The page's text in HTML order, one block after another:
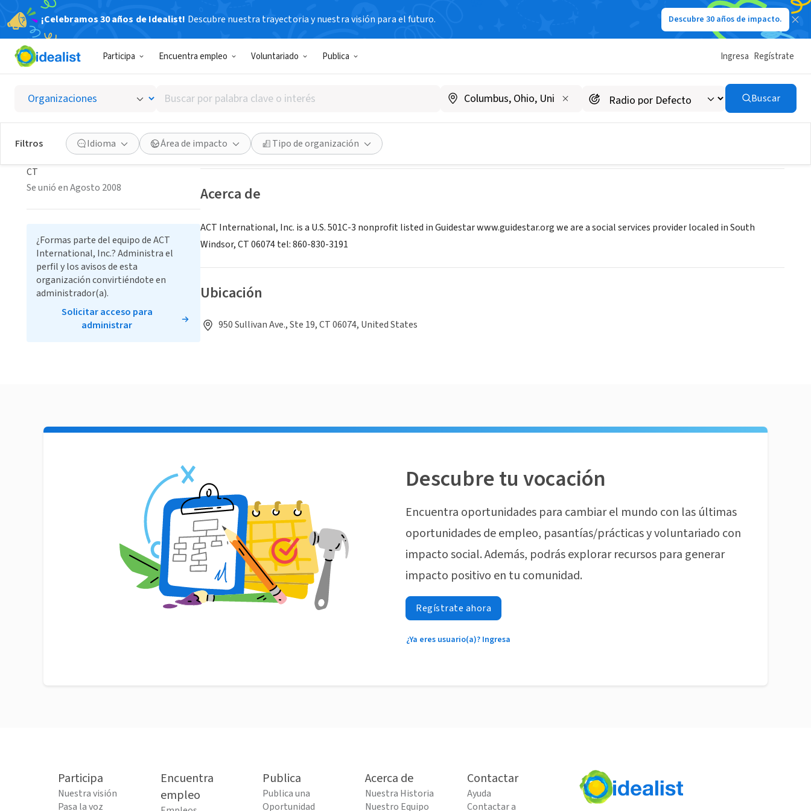
¡Celebramos 30 años de Idealist! Descubre nuestra trayectoria y nuestra visión para el futuro. Descubre 30 años de impacto.
Participa Encuentra empleo Voluntariado Publica Ingresa Regístrate
Buscar
por
palabra
clave
o
interés
Buscar
Filtros Idioma Área de impacto Tipo de organización
ACT International, Inc.
CT act-internationalinc.com
Guardar Compartir
Acerca de
ACT International, Inc. is a U.S. 501C-3 nonprofit listed in Guidestar www.guidestar.org we are a social services provider localed in South
Windsor, CT 06074 tel: 860-830-3191
Ubicación
950 Sullivan Ave., Ste 19, CT 06074, United States
ACT International, Inc.
CT
Se unió en Agosto 2008
¿Formas parte del equipo de ACT
International, Inc.? Administra el
perfil y los avisos de esta
organización convirtiéndote en
administrador(a).
Solicitar acceso para
administrar
Descubre tu vocación
Encuentra oportunidades para cambiar el mundo con las últimas
oportunidades de empleo, pasantías/prácticas y voluntariado con
impacto social. Además, podrás explorar recursos para generar
impacto positivo en tu comunidad.
Regístrate ahora
¿Ya eres usuario(a)? Ingresa
Participa
Nuestra visión
Pasa la voz
Encuentra
empleo
Publica
Publica una
Oportunidad
Acerca de
Nuestra Historia
Nuestro Equipo
Contactar
Ayuda
Contactar a